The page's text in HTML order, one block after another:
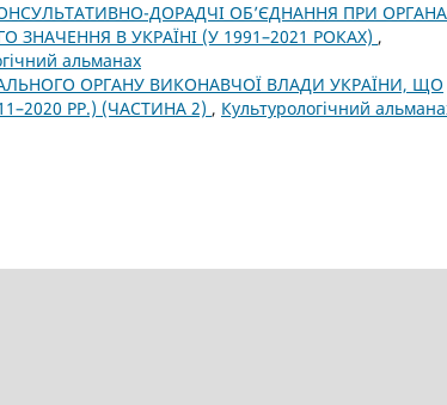
ДОРАДЧІ ОБ’ЄДНАННЯ ПРИ
В УКРАЇНІ (У 1991–2021 РОКАХ) ,
альманах
ОРГАНУ ВИКОНАВЧОЇ ВЛАДИ УКРАЇНИ, ЩО
РР.) (ЧАСТИНА 2) , Культурологічний